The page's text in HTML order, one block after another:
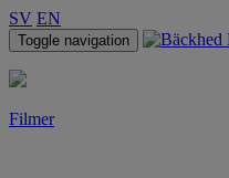
SV EN
Toggle navigation
Filmer